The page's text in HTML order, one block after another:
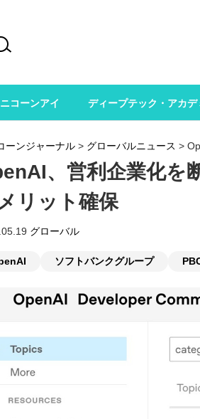
ーンジャーナル > グローバルニュース >
、営利企業化を
リット確保
グローバル
ソフトバンクグループ
コーンアイ ディープテック・アカデ